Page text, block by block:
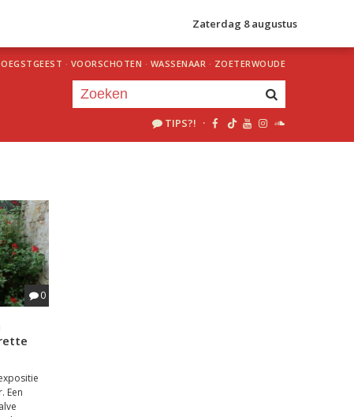
Zaterdag 8 augustus
OEGSTGEEST · VOORSCHOTEN · WASSENAAR · ZOETERWOUDE
TIPS?! ·
0
Een